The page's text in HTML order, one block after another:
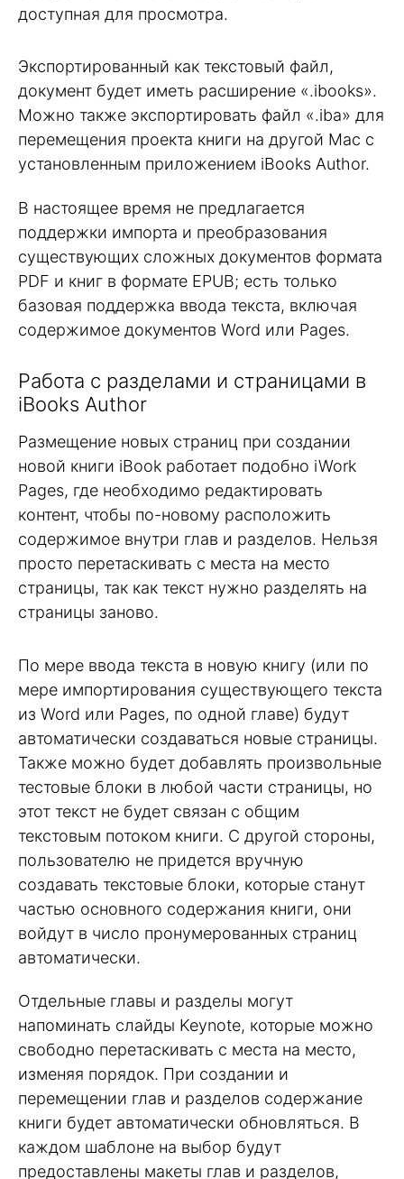
доступная для просмотра.
Экспортированный как текстовый файл,
документ будет иметь расширение «.ibooks».
Можно также экспортировать файл «.iba» для
перемещения проекта книги на другой Mac с
установленным приложением iBooks Author.
В настоящее время не предлагается
поддержки импорта и преобразования
существующих сложных документов формата
PDF и книг в формате EPUB; есть только
базовая поддержка ввода текста, включая
содержимое документов Word или Pages.
Работа с разделами и страницами в
iBooks Author
Размещение новых страниц при создании
новой книги iBook работает подобно iWork
Pages, где необходимо редактировать
контент, чтобы по-новому расположить
содержимое внутри глав и разделов. Нельзя
просто перетаскивать с места на место
страницы, так как текст нужно разделять на
страницы заново.
По мере ввода текста в новую книгу (или по
мере импортирования существующего текста
из Word или Pages, по одной главе) будут
автоматически создаваться новые страницы.
Также можно будет добавлять произвольные
тестовые блоки в любой части страницы, но
этот текст не будет связан с общим
текстовым потоком книги. С другой стороны,
пользователю не придется вручную
создавать текстовые блоки, которые станут
частью основного содержания книги, они
войдут в число пронумерованных страниц
автоматически.
Отдельные главы и разделы могут
напоминать слайды Keynote, которые можно
свободно перетаскивать с места на место,
изменяя порядок. При создании и
перемещении глав и разделов содержание
книги будет автоматически обновляться. В
каждом шаблоне на выбор будут
предоставлены макеты глав и разделов,